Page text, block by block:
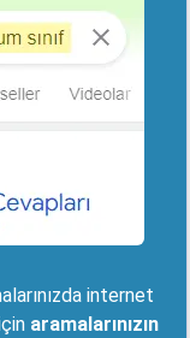
internet
aramalarınızın